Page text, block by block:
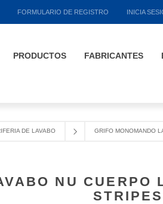
FORMULARIO DE REGISTRO INICIA
PRODUCTOS FABRICANTES
DE LAVABO GRIFO MONOMANDO
NU
STRIPES